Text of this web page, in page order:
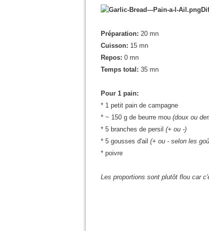
Préparation: 20 mn
Cuisson: 15 mn
Repos: 0 mn
Temps total: 35 mn
Pour 1 pain:
* 1 petit pain de campagne
* ~ 150 g de beurre mou (doux ou
* 5 branches de persil (+ ou -)
* 5 gousses d'ail (+ ou - selon les
* poivre
Les proportions sont plutôt flou car